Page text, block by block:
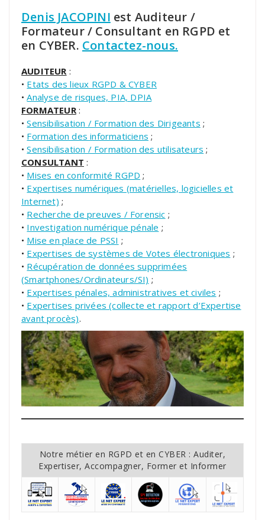
Denis JACOPINI est Auditeur /
Formateur / Consultant en RGPD et
en CYBER. Contactez-nous.
AUDITEUR :
• Etats des lieux RGPD & CYBER
•Analyse de risques, PIA, DPIA
FORMATEUR:
•Sensibilisation / Formation des Dirigeants ;
• Formation des informaticiens ;
•Sensibilisation / Formation des utilisateurs ;
CONSULTANT :
• Mises en conformité RGPD ;
• Expertises numériques (matérielles, logicielles et
Internet) ;
• Recherche de preuves / Forensic ;
• Investigation numérique pénale ;
• Mise en place de PSSI ;
• Expertises de systèmes de Votes électroniques ;
• Récupération de données supprimées
(Smartphones/Ordinateurs/SI) ;
• Expertises pénales, administratives et civiles ;
• Expertises privées (collecte et rapport d’Expertise
avant procès).
Notre métier en RGPD et en CYBER : Auditer,
Expertiser, Accompagner, Former et Informer